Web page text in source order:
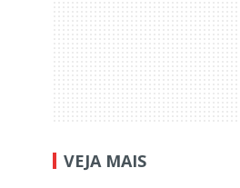
VEJA MAIS